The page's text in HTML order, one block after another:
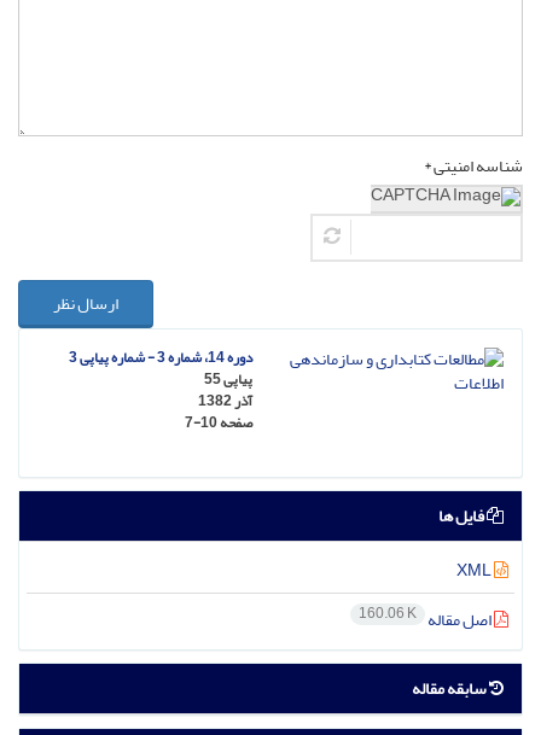
شناسه امنیتی *
ارسال نظر
دوره 14، شماره 3 - شماره پیاپی 3
پیاپی 55
آذر 1382
صفحه7-10
فایل ها
اصل مقاله 160.06 K
سابقه مقاله